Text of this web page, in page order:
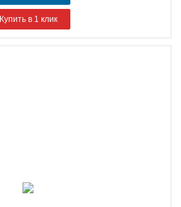
Купить в 1 клик